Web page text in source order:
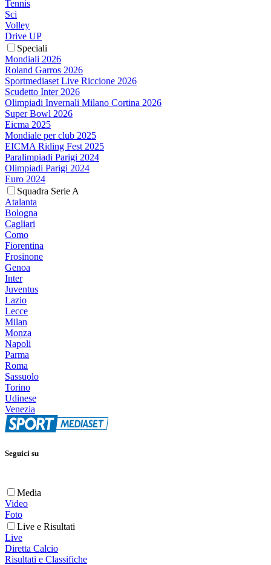
Tennis
Sci
Volley
Drive UP
Speciali
Mondiali 2026
Roland Garros 2026
Sportmediaset Live Riccione 2026
Scudetto Inter 2026
Olimpiadi Invernali Milano Cortina 2026
Super Bowl 2026
Eicma 2025
Mondiale per club 2025
EICMA Riding Fest 2025
Paralimpiadi Parigi 2024
Olimpiadi Parigi 2024
Euro 2024
Squadra Serie A
Atalanta
Bologna
Cagliari
Como
Fiorentina
Frosinone
Genoa
Inter
Juventus
Lazio
Lecce
Milan
Monza
Napoli
Parma
Roma
Sassuolo
Torino
Udinese
Venezia
Seguici su
Media
Video
Foto
Live e Risultati
Live
Diretta Calcio
Risultati e Classifiche